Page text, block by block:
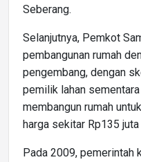
Seberang.
Selanjutnya, Pemkot
pembangunan rumah
pengembang, dengan
pemilik lahan
membangun rumah
harga sekitar Rp135 juta
Pada 2009, pemerintah